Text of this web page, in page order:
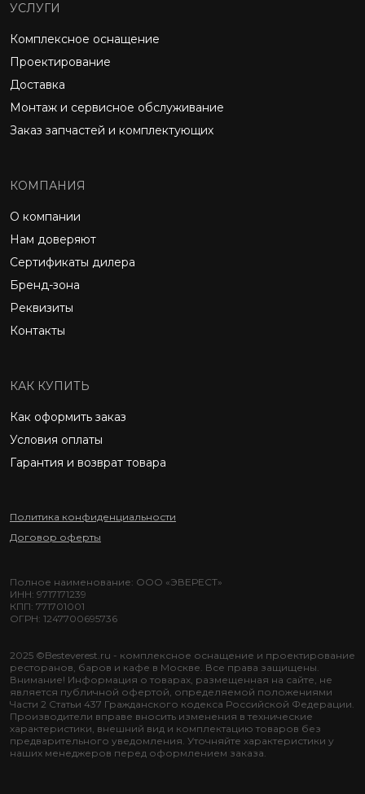
УСЛУГИ
Комплексное оснащение
Проектирование
Доставка
Монтаж и сервисное обслуживание
Заказ запчастей и комплектующих
КОМПАНИЯ
О компании
Нам доверяют
Сертификаты дилера
Бренд-зона
Реквизиты
Контакты
КАК КУПИТЬ
Как оформить заказ
Условия оплаты
Гарантия и возврат товара
Политика конфиденциальности
Договор оферты
2025 ©Besteverest.ru - комплексное оснащение и проектирование
ресторанов, баров и кафе в Москве. Все права защищены.
Внимание! Информация о товарах, размещенная на сайте, не
является публичной офертой, определяемой положениями
Части 2 Статьи 437 Гражданского кодекса Российской Федерации.
Производители вправе вносить изменения в технические
характеристики, внешний вид и комплектацию товаров без
предварительного уведомления. Уточняйте характеристики у
наших менеджеров перед оформлением заказа.
Полное наименование: ООО «ЭВЕРЕСТ»
ИНН: 9717171239
КПП: 771701001
ОГРН: 1247700695736